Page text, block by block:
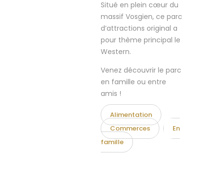
Situé en plein cœur du
massif Vosgien, ce parc
d’attractions original a
pour thème principal le
Western.
Venez découvrir le parc
en famille ou entre
amis !
Alimentation
Commerces
En
famille